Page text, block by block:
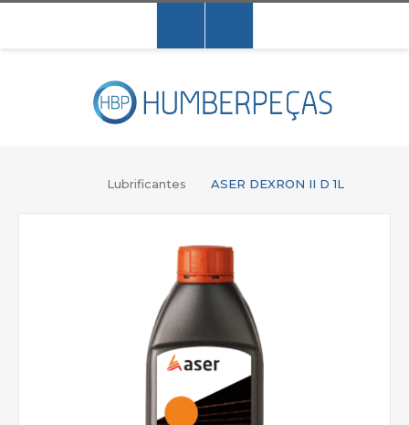
Lubrificantes ASER DEXRON II D 1L